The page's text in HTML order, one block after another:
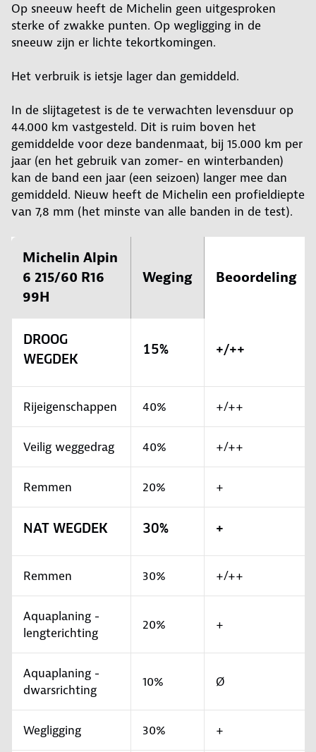
Op sneeuw heeft de Michelin geen uitgesproken
sterke of zwakke punten. Op wegligging in de
sneeuw zijn er lichte tekortkomingen.
Het verbruik is ietsje lager dan gemiddeld.
In de slijtagetest is de te verwachten levensduur op
44.000 km vastgesteld. Dit is ruim boven het
gemiddelde voor deze bandenmaat, bij 15.000 km per
jaar (en het gebruik van zomer- en winterbanden)
kan de band een jaar (een seizoen) langer mee dan
gemiddeld. Nieuw heeft de Michelin een profieldiepte
van 7,8 mm (het minste van alle banden in de test).
Michelin Alpin
6 215/60 R16
99H
Weging Beoordeling
DROOG
WEGDEK
15% +/++
Rijeigenschappen 40% +/++
Veilig weggedrag 40% +/++
Remmen 20% +
NAT WEGDEK 30% +
Remmen 30% +/++
Aquaplaning -
lengterichting
20% +
Aquaplaning -
dwarsrichting
10% Ø
Wegligging 30% +